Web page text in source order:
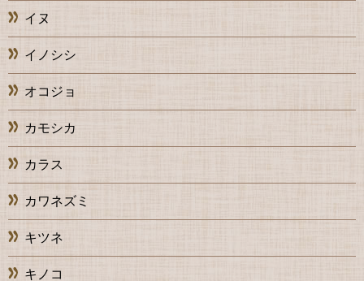
イヌ
イノシシ
オコジョ
カモシカ
カラス
カワネズミ
キツネ
キノコ